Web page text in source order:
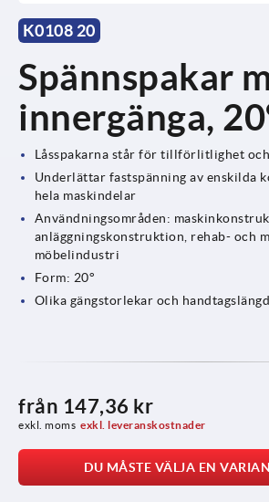
K0108 20
Spännspakar
innergänga,
Låsspakarna står för tillförlitlighet
Underlättar fastspänning av enskilda
hela maskindelar
Användningsområden:
anläggningskonstruktion, rehab- och
möbelindustri
Form: 20°
Olika gängstorlekar och
från 147,36 kr
exkl. moms exkl. leveranskostnader
DU MÅSTE VÄLJA EN